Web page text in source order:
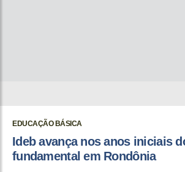
EDUCAÇÃO BÁSICA
Ideb avança nos anos iniciais
fundamental em Rondônia